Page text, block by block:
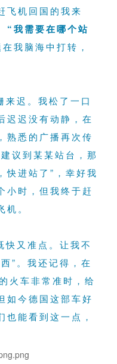
飞机回国的我来
“我需要在哪个站
我脑海中打转，
来迟。我松了一口
迟迟没有动静，在
熟悉的广播再次传
议到某某站台，那
快进站了”，幸好我
小时，但我终于赶
。
快又准点。让我不
”。我还记得，在
火车非常准时，给
如今德国这部车好
能看到这一点，